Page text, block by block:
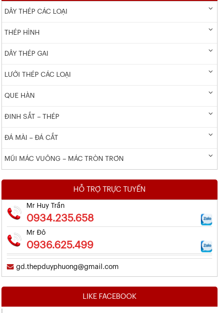
DÂY THÉP CÁC LOẠI
THÉP HÌNH
DÂY THÉP GAI
LƯỚI THÉP CÁC LOẠI
QUE HÀN
ĐINH SẮT – THÉP
ĐÁ MÀI – ĐÁ CẮT
MŨI MÁC VUÔNG – MÁC TRÒN TRƠN
HỖ TRỢ TRỰC TUYẾN
Mr Huy Trần
0934.235.658
Mr Đô
0936.625.499
gd.thepduyphuong@gmail.com
LIKE FACEBOOK